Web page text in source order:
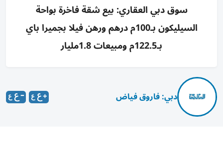
سوق دبي العقاري: بيع شقة فاخرة بواحة
السيليكون بـ100م درهم ورهن فيلا بجميرا باي
بـ122.5م ومبيعات 1.8مليار
دبي: فاروق فياض